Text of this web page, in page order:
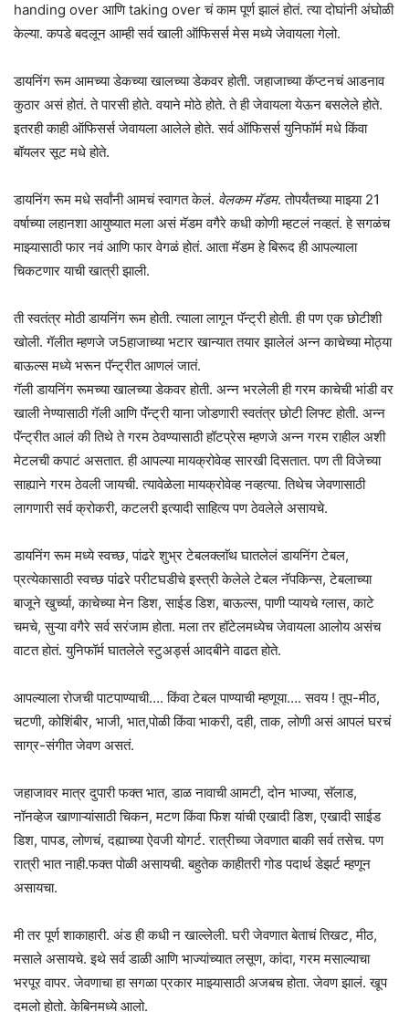
handing over आणि taking over चं काम पूर्ण झालं होतं. त्या दोघांनी अंघोळी
केल्या. कपडे बदलून आम्ही सर्व खाली ऑफिसर्स मेस मध्ये जेवायला गेलो.
डायनिंग रूम आमच्या डेकच्या खालच्या डेकवर होती. जहाजाच्या कॅप्टनचं आडनाव
कुठार असं होतं. ते पारसी होते. वयाने मोठे होते. ते ही जेवायला येऊन बसलेले होते.
इतरही काही ऑफिसर्स जेवायला आलेले होते. सर्व ऑफिसर्स युनिफॉर्म मधे किंवा
बॉयलर सूट मधे होते.
डायनिंग रूम मधे सर्वांनी आमचं स्वागत केलं. वेलकम मॅडम. तोपर्यंतच्या माझ्या 21
वर्षाच्या लहानशा आयुष्यात मला असं मॅडम वगैरे कधी कोणी म्हटलं नव्हतं. हे सगळंच
माझ्यासाठी फार नवं आणि फार वेगळं होतं. आता मॅडम हे बिरूद ही आपल्याला
चिकटणार याची खात्री झाली.
ती स्वतंत्र मोठी डायनिंग रूम होती. त्याला लागून पॅन्ट्री होती. ही पण एक छोटीशी
खोली. गॅलीत म्हणजे ज5हाजाच्या भटार खान्यात तयार झालेलं अन्न काचेच्या मोठ्या
बाऊल्स मध्ये भरून पॅन्ट्रीत आणलं जातं.
गॅली डायनिंग रूमच्या खालच्या डेकवर होती. अन्न भरलेली ही गरम काचेची भांडी वर
खाली नेण्यासाठी गॅली आणि पॅंन्ट्री याना जोडणारी स्वतंत्र छोटी लिफ्ट होती. अन्न
पॅंन्ट्रीत आलं की तिथे ते गरम ठेवण्यासाठी हॉटप्रेस म्हणजे अन्न गरम राहील अशी
मेटलची कपाटं असतात. ही आपल्या मायक्रोवेव्ह सारखी दिसतात. पण ती विजेच्या
साह्याने गरम ठेवली जायची. त्यावेळेला मायक्रोवेव्ह नव्हत्या. तिथेच जेवणासाठी
लागणारी सर्व क्रोकरी, कटलरी इत्यादी साहित्य पण ठेवलेले असायचे.
डायनिंग रूम मध्ये स्वच्छ, पांढरे शुभ्र टेबलक्लाॅथ घातलेलं डायनिंग टेबल,
प्रत्येकासाठी स्वच्छ पांढरे परीटघडीचे इस्त्री केलेले टेबल नॅपकिन्स, टेबलाच्या
बाजूने खुर्च्या, काचेच्या मेन डिश, साईड डिश, बाऊल्स, पाणी प्यायचे ग्लास, काटे
चमचे, सुऱ्या वगैरे सर्व सरंजाम होता. मला तर हॉटेलमध्येच जेवायला आलोय असंच
वाटत होतं. युनिफॉर्म घातलेले स्टुअर्ड्स आदबीने वाढत होते.
आपल्याला रोजची पाटपाण्याची…. किंवा टेबल पाण्याची म्हणूया…. सवय ! तूप-मीठ,
चटणी, कोशिंबीर, भाजी, भात,पोळी किंवा भाकरी, दही, ताक, लोणी असं आपलं घरचं
साग्र-संगीत जेवण असतं.
जहाजावर मात्र दुपारी फक्त भात, डाळ नावाची आमटी, दोन भाज्या, सॅलाड,
नॉनव्हेज खाणाऱ्यांसाठी चिकन, मटण किंवा फिश यांची एखादी डिश, एखादी साईड
डिश, पापड, लोणचं, दह्याच्या ऐवजी योगर्ट. रात्रीच्या जेवणात बाकी सर्व तसेच. पण
रात्री भात नाही.फक्त पोळी असायची. बहुतेक काहीतरी गोड पदार्थ डेझर्ट म्हणून
असायचा.
मी तर पूर्ण शाकाहारी. अंड ही कधी न खाल्लेली. घरी जेवणात बेताचं तिखट, मीठ,
मसाले असायचे. इथे सर्व डाळी आणि भाज्यांच्यात लसूण, कांदा, गरम मसाल्याचा
भरपूर वापर. जेवणाचा हा सगळा प्रकार माझ्यासाठी अजबच होता. जेवण झालं. खूप
दमलो होतो. केबिनमध्ये आलो.